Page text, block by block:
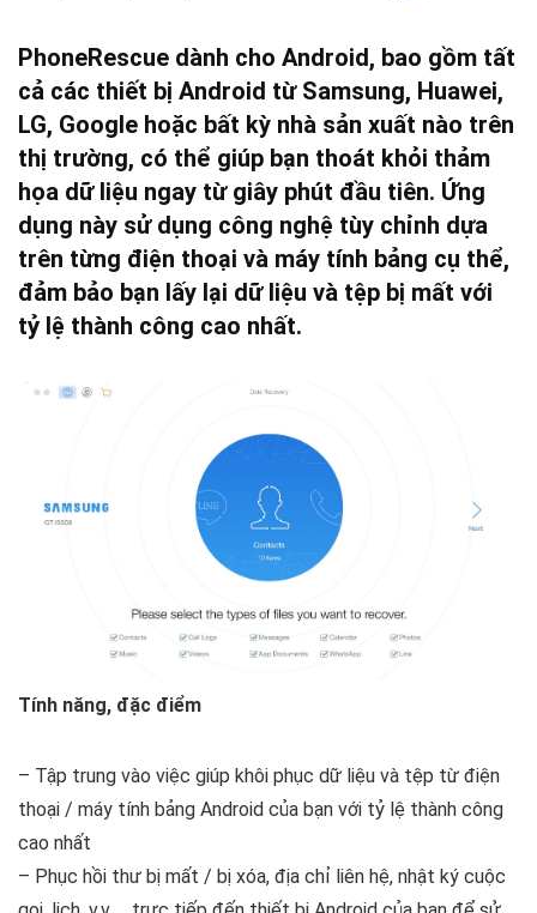
PhoneRescue dành cho Android, bao gồm tất
cả các thiết bị Android từ Samsung, Huawei,
LG, Google hoặc bất kỳ nhà sản xuất nào trên
thị trường, có thể giúp bạn thoát khỏi thảm
họa dữ liệu ngay từ giây phút đầu tiên. Ứng
dụng này sử dụng công nghệ tùy chỉnh dựa
trên từng điện thoại và máy tính bảng cụ thể,
đảm bảo bạn lấy lại dữ liệu và tệp bị mất với
tỷ lệ thành công cao nhất.
Tính năng, đặc điểm
– Tập trung vào việc giúp khôi phục dữ liệu và tệp từ điện
thoại / máy tính bảng Android của bạn với tỷ lệ thành công
cao nhất
– Phục hồi thư bị mất / bị xóa, địa chỉ liên hệ, nhật ký cuộc